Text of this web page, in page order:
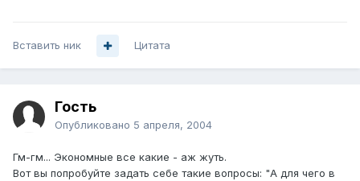
Вставить ник Цитата
Гость
Опубликовано 5 апреля, 2004
Гм-гм... Экономные все какие - аж жуть.
Вот вы попробуйте задать себе такие вопросы: "А для чего в